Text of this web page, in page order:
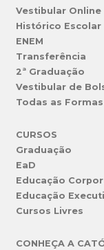
Vestibular Online
Histórico Escolar
ENEM
Transferência
2ª Graduação
Vestibular de
Todas as
CURSOS
Graduação
EaD
Educação
Educação
Cursos Livres
CONHEÇA A